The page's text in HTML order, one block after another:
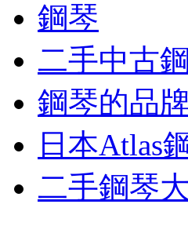
鋼琴
二手中古
鋼琴的品
日本Atlas
二手鋼琴